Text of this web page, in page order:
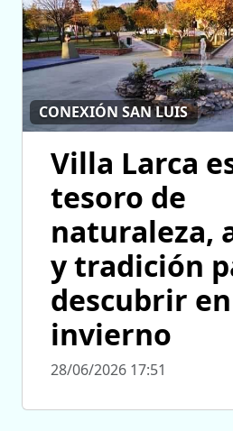
CONEXIÓN SAN LUIS
Villa Larca
tesoro de
naturaleza,
y tradición
descubrir en
invierno
28/06/2026 17:51